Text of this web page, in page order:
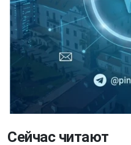
Сейчас читают